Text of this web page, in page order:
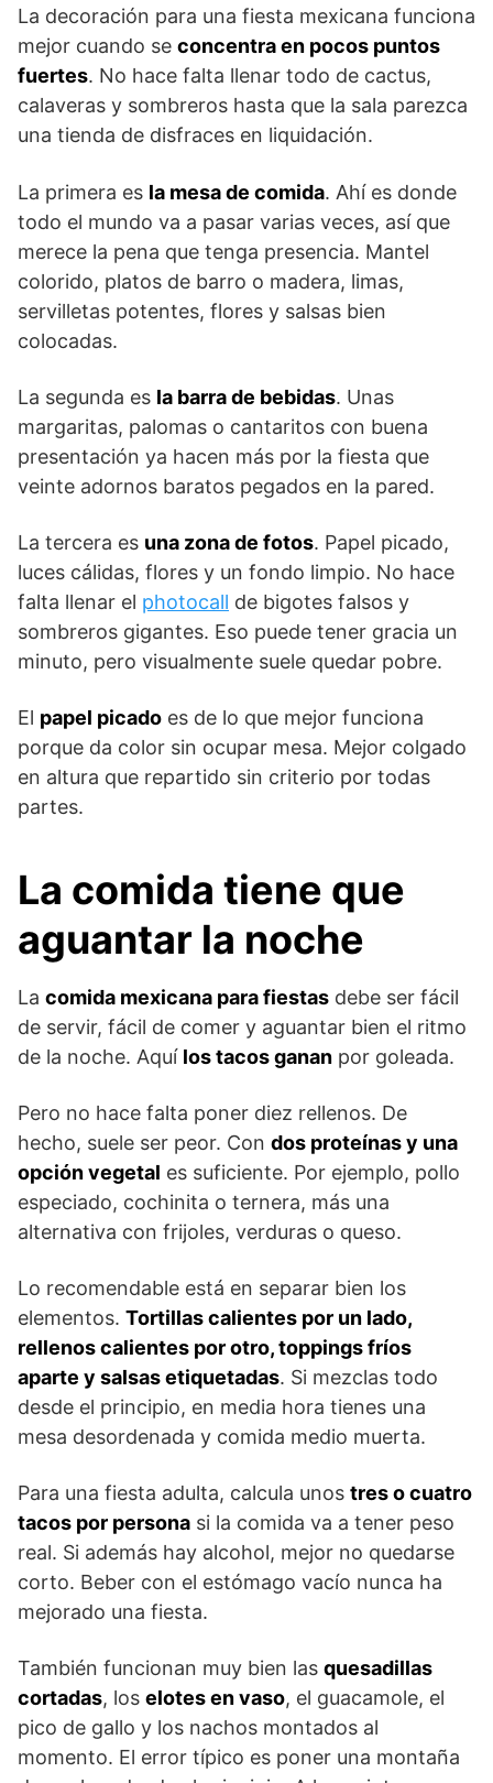
La decoración para una fiesta mexicana funciona
mejor cuando se concentra en pocos puntos
fuertes. No hace falta llenar todo de cactus,
calaveras y sombreros hasta que la sala parezca
una tienda de disfraces en liquidación.
La primera es la mesa de comida. Ahí es donde
todo el mundo va a pasar varias veces, así que
merece la pena que tenga presencia. Mantel
colorido, platos de barro o madera, limas,
servilletas potentes, flores y salsas bien
colocadas.
La segunda es la barra de bebidas. Unas
margaritas, palomas o cantaritos con buena
presentación ya hacen más por la fiesta que
veinte adornos baratos pegados en la pared.
La tercera es una zona de fotos. Papel picado,
luces cálidas, flores y un fondo limpio. No hace
falta llenar el photocall de bigotes falsos y
sombreros gigantes. Eso puede tener gracia un
minuto, pero visualmente suele quedar pobre.
El papel picado es de lo que mejor funciona
porque da color sin ocupar mesa. Mejor colgado
en altura que repartido sin criterio por todas
partes.
La comida tiene que
aguantar la noche
La comida mexicana para fiestas debe ser fácil
de servir, fácil de comer y aguantar bien el ritmo
de la noche. Aquí los tacos ganan por goleada.
Pero no hace falta poner diez rellenos. De
hecho, suele ser peor. Con dos proteínas y una
opción vegetal es suficiente. Por ejemplo, pollo
especiado, cochinita o ternera, más una
alternativa con frijoles, verduras o queso.
Lo recomendable está en separar bien los
elementos. Tortillas calientes por un lado,
rellenos calientes por otro, toppings fríos
aparte y salsas etiquetadas. Si mezclas todo
desde el principio, en media hora tienes una
mesa desordenada y comida medio muerta.
Para una fiesta adulta, calcula unos tres o cuatro
tacos por persona si la comida va a tener peso
real. Si además hay alcohol, mejor no quedarse
corto. Beber con el estómago vacío nunca ha
mejorado una fiesta.
También funcionan muy bien las quesadillas
cortadas, los elotes en vaso, el guacamole, el
pico de gallo y los nachos montados al
momento. El error típico es poner una montaña